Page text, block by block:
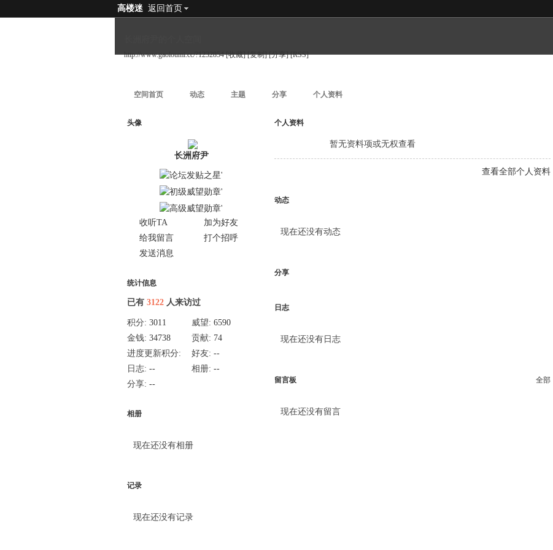
高楼迷 返回首页
http://www.gaoloumi.cc/?1232854 [收藏] [复制] [分享] [RSS]
空间首页 动态 主题 分享 个人资料
头像
长洲府尹
收听TA
加为好友
给我留言
打个招呼
发送消息
统计信息
已有 3122 人来访过
积分: 3011 威望: 6590
金钱: 34738 贡献: 74
进度更新积分:
15
好友: --
日志: -- 相册: --
分享: --
相册
现在还没有相册
记录
现在还没有记录
个人资料
暂无资料项或无权查看
查看全部个人资料
动态
现在还没有动态
分享
日志
现在还没有日志
留言板 全部
现在还没有留言